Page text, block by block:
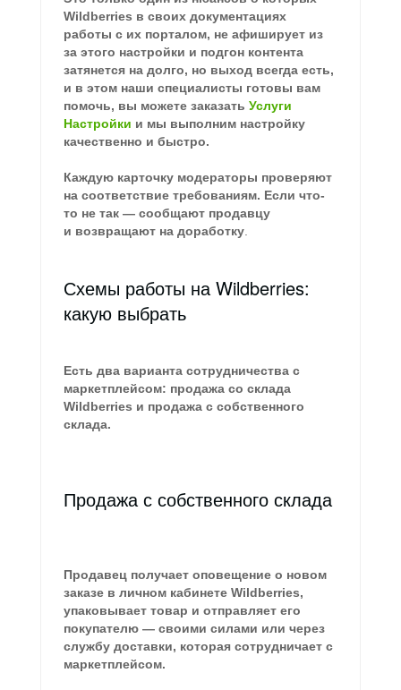
Wildberries в своих документациях
работы с их порталом, не афиширует из
за этого настройки и подгон контента
затянется на долго, но выход всегда есть,
и в этом наши специалисты готовы вам
помочь, вы можете заказать Услуги
Настройки и мы выполним настройку
качественно и быстро.
Каждую карточку модераторы проверяют
на соответствие требованиям. Если что-
то не так — сообщают продавцу
и возвращают на доработку
Схемы работы на Wildberries:
какую выбрать
Есть два варианта сотрудничества с
маркетплейсом: продажа со склада
Wildberries и продажа с собственного
склада.
Продажа с собственного склада
Продавец получает оповещение о новом
заказе в личном кабинете Wildberries,
упаковывает товар и отправляет его
покупателю — своими силами или через
службу доставки, которая сотрудничает с
маркетплейсом.